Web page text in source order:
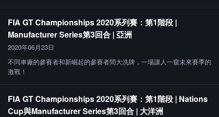
FIA GT Championships 2020系列賽：第1階段 |
Manufacturer Series第3回合 | 亞洲
2020年06月23日
不同車廠的參賽者和新崛起的參賽者間大洗牌，一場讓人一窺未來賽季的
激戰！
FIA GT Championships 2020系列賽：第1階段 | Nations
Cup與Manufacturer Series第3回合 | 大洋洲